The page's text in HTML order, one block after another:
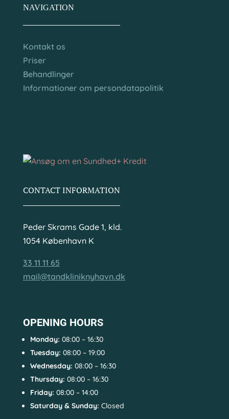
OPENING HOURS
Monday: 08:00 – 16:30
Tuesday: 08:00 – 19:00
Wednesday: 08:00 – 16:30
Thursday: 08:00 – 16:30
Friday: 08:00 – 14:00
Saturday & Sunday: Closed
CONTACT INFORMATION
Peder Skrams Gade 1, kld.
1054 København K
33 11 11 65
mail@tandkliniknyhavn.dk
NAVIGATION
Kontakt os
Priser
Behandlinger
Informationer om persondatapolitik